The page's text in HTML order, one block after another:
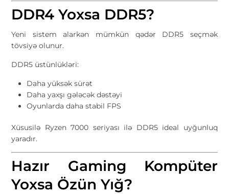
DDR4 Yoxsa DDR5?
Yeni sistem alarkən mümkün qədər DDR5 seçmək
tövsiyə olunur.
DDR5 üstünlükləri:
Daha yüksək sürət
Daha yaxşı gələcək dəstəyi
Oyunlarda daha stabil FPS
Xüsusilə Ryzen 7000 seriyası ilə DDR5 ideal uyğunluq
yaradır.
Hazır Gaming Kompüter
Yoxsa Özün Yığ?